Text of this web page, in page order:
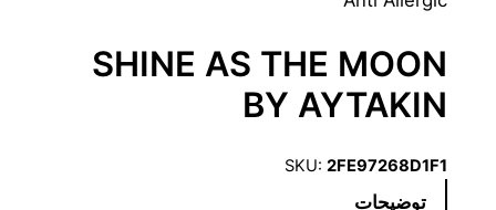
SHINE AS THE MOON
BY AYTAKIN
SKU:2FE97268D1F1
توضیحات